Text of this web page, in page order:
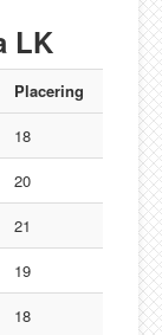
LK
Placering
18
20
21
19
18